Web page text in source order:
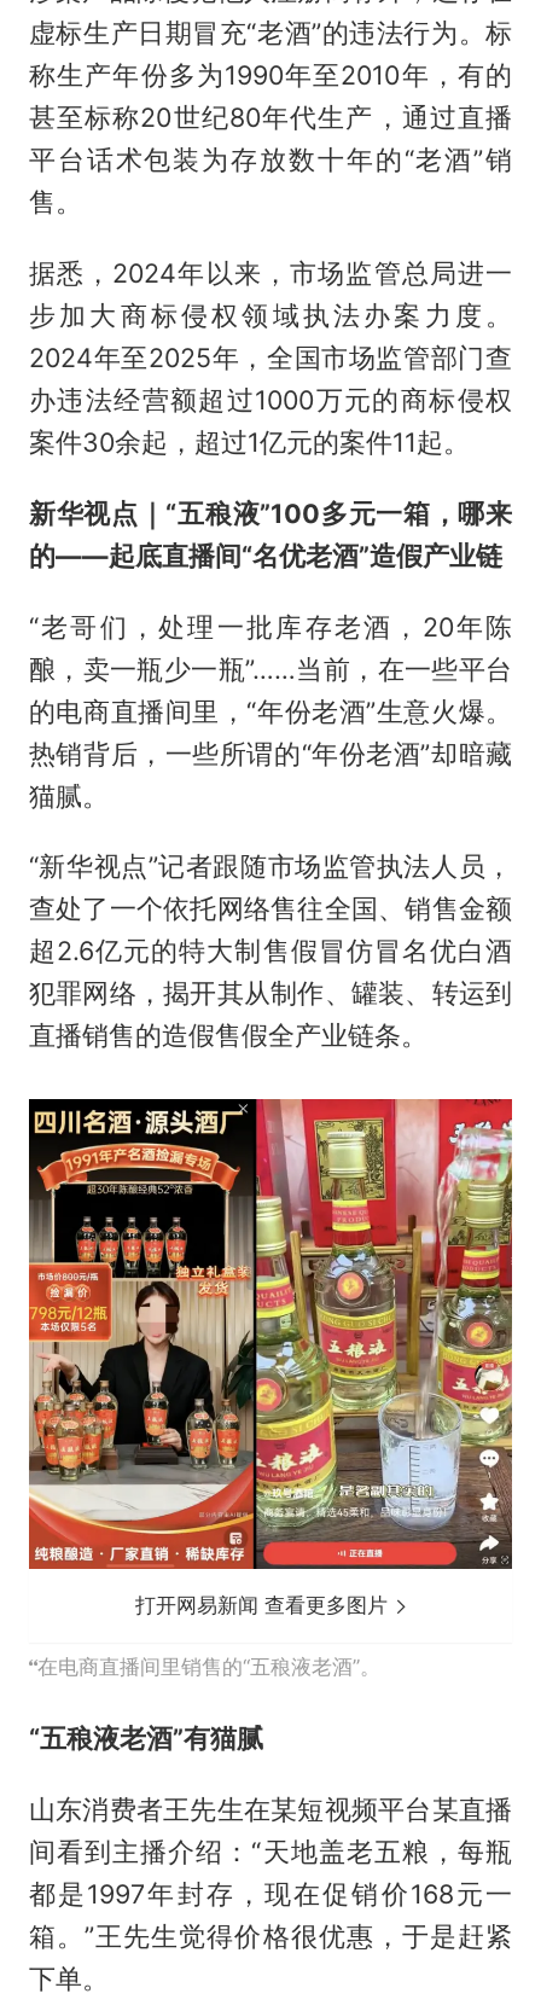
虚标生产日期冒充“老酒”的违法行为。标
称生产年份多为1990年至2010年，有的
甚至标称20世纪80年代生产，通过直播
平台话术包装为存放数十年的“老酒”销
售。
据悉，2024年以来，市场监管总局进一
步加大商标侵权领域执法办案力度。
2024年至2025年，全国市场监管部门查
办违法经营额超过1000万元的商标侵权
案件30余起，超过1亿元的案件11起。
新华视点｜“五稂液”100多元一箱，哪来
的——起底直播间“名优老酒”造假产业链
“老哥们，处理一批库存老酒，20年陈
酿，卖一瓶少一瓶”……当前，在一些平台
的电商直播间里，“年份老酒”生意火爆。
热销背后，一些所谓的“年份老酒”却暗藏
猫腻。
“新华视点”记者跟随市场监管执法人员，
查处了一个依托网络售往全国、销售金额
超2.6亿元的特大制售假冒仿冒名优白酒
犯罪网络，揭开其从制作、罐装、转运到
直播销售的造假售假全产业链条。
打开网易新闻 查看更多图片
在电商直播间里销售的“五稂液老酒”。
“五稂液老酒”有猫腻
山东消费者王先生在某短视频平台某直播
间看到主播介绍：“天地盖老五粮，每瓶
都是1997年封存，现在促销价168元一
箱。”王先生觉得价格很优惠，于是赶紧
下单。